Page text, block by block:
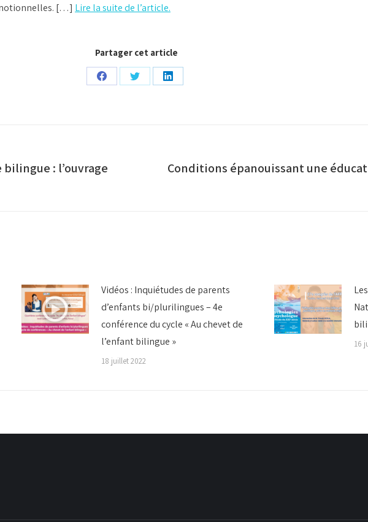
notionnelles. […] Lire la suite de l’article.
Partager cet article
PartagerPartagerPartager
: l’ouvrage
Article
Conditions épanouissant une
Vidéos : Inquiétudes de parents
d’enfants bi/plurilingues – 4e
conférence du cycle « Au chevet de
l’enfant bilingue »
18 juillet 2022
16